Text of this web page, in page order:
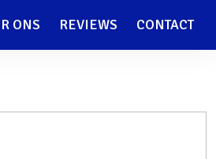
ONS REVIEWS CONTACT